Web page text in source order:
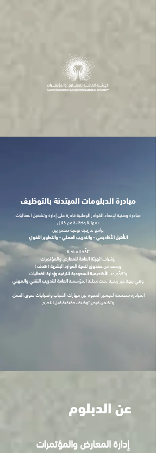
مبادرة الدبلومات المبتدئة بالتوظيف
مبادرة وطنية لإعداد الكوادر الوطنية قادرة على إدارة وتشغيل الفعاليات
بمهارة وكفاءة من خلال
برامج تدريبية نوعية تجمع بين
التأهيلالأكاديمي - والتدريب العملي - والتطويراللغوي
تنفَّذ المبادرة
بإشرافالهيئة العامة للمعارض والمؤتمرات
وبدعم منصندوق تنمية الموارد البشرية(هدف)
وتقدَّم عبرالأكاديمية السعودية للترفيه وإدارة الفعاليات
وهي جهة غير ربحية تحت مظلة المؤسسةالعامة للتدريب التقني والمهني
المبادرة مصممة لتجسير الفجوة بين مهارات الشباب واحتياجات سوق العمل،
وتضمن فرص توظيف حقيقية قبل التخرج
عن الدبلوم
إدارة المعارض والمؤتمرات